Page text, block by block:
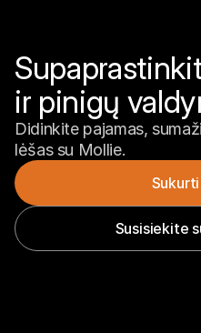
ir pinigų
Didinkite pajamas,
lėšas su Mollie.
Susisiekite